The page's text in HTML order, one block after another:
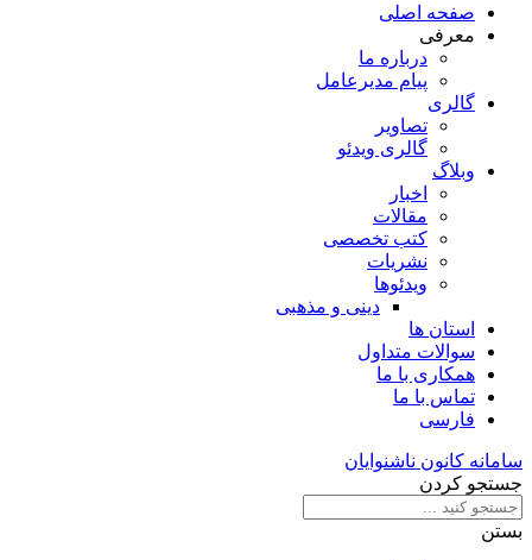
صفحه اصلی
معرفی
درباره ما
پیام مدیرعامل
گالری
تصاویر
گالری ویدئو
وبلاگ
اخبار
مقالات
کتب تخصصی
نشریات
ویدئوها
دینی و مذهبی
استان ها
سوالات متداول
همکاری با ما
تماس با ما
فارسی
سامانه کانون ناشنوایان
جستجو کردن
بستن